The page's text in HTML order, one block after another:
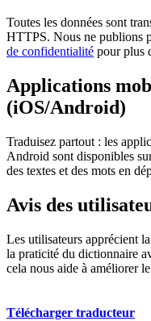
Toutes les données sont
HTTPS. Nous ne publions
de confidentialité pour plus
Applications
(iOS/Android)
Traduisez partout : les
Android sont disponibles
des textes et des mots en
Avis des
Les utilisateurs apprécient
la praticité du dictionnaire
cela nous aide à améliorer
Télécharger traducteur